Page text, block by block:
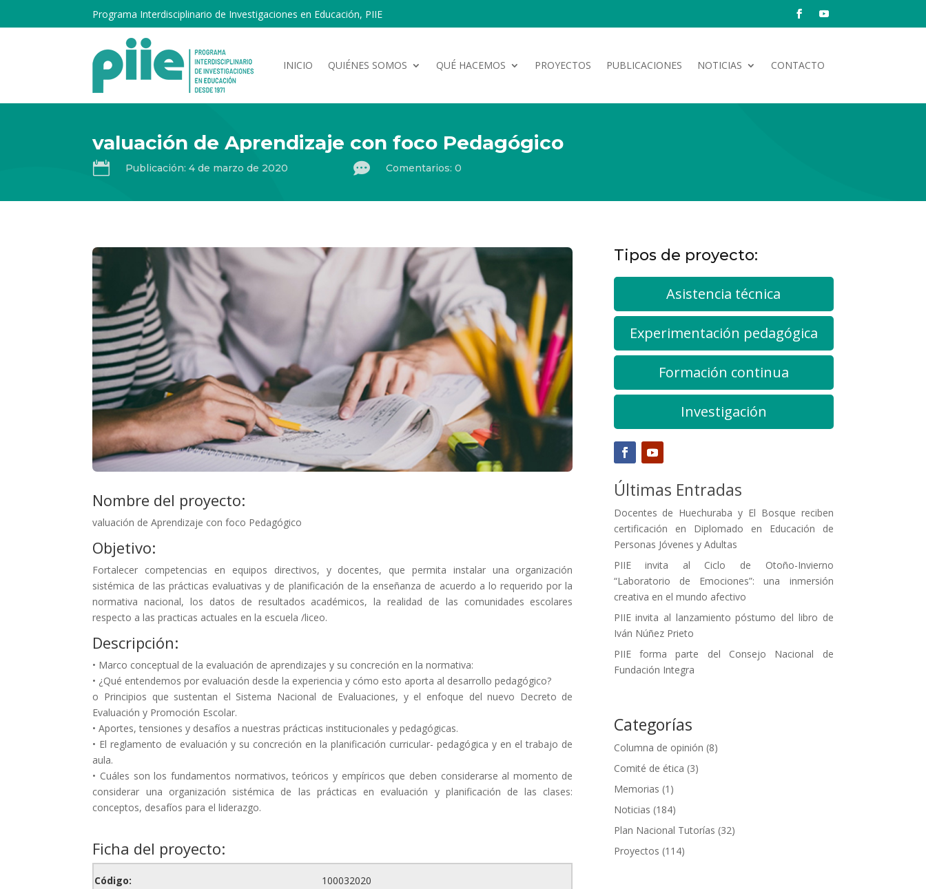
Programa Interdisciplinario de Investigaciones en Educación, PIIE
INICIO QUIÉNES SOMOS QUÉ HACEMOS PROYECTOS PUBLICACIONES NOTICIAS CONTACTO
valuación de Aprendizaje con foco Pedagógico
 Publicación: 4 de marzo de 2020  Comentarios: 0
Nombre del proyecto:
valuación de Aprendizaje con foco Pedagógico
Objetivo:
Fortalecer competencias en equipos directivos, y docentes, que permita instalar una organización
sistémica de las prácticas evaluativas y de planificación de la enseñanza de acuerdo a lo requerido por la
normativa nacional, los datos de resultados académicos, la realidad de las comunidades escolares
respecto a las practicas actuales en la escuela /liceo.
Descripción:
• Marco conceptual de la evaluación de aprendizajes y su concreción en la normativa:
• ¿Qué entendemos por evaluación desde la experiencia y cómo esto aporta al desarrollo pedagógico?
o Principios que sustentan el Sistema Nacional de Evaluaciones, y el enfoque del nuevo Decreto de
Evaluación y Promoción Escolar.
• Aportes, tensiones y desafíos a nuestras prácticas institucionales y pedagógicas.
• El reglamento de evaluación y su concreción en la planificación curricular- pedagógica y en el trabajo de
aula.
• Cuáles son los fundamentos normativos, teóricos y empíricos que deben considerarse al momento de
considerar una organización sistémica de las prácticas en evaluación y planificación de las clases:
conceptos, desafíos para el liderazgo.
Ficha del proyecto:
Código: 100032020
Tipos de proyecto:
Asistencia técnica
Experimentación pedagógica
Formación continua
Investigación
Últimas Entradas
Docentes de Huechuraba y El Bosque reciben
certificación en Diplomado en Educación de
Personas Jóvenes y Adultas
PIIE invita al Ciclo de Otoño-Invierno
“Laboratorio de Emociones”: una inmersión
creativa en el mundo afectivo
PIIE invita al lanzamiento póstumo del libro de
Iván Núñez Prieto
PIIE forma parte del Consejo Nacional de
Fundación Integra
Categorías
Columna de opinión (8)
Comité de ética (3)
Memorias (1)
Noticias (184)
Plan Nacional Tutorías (32)
Proyectos (114)